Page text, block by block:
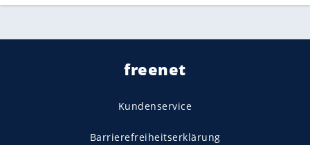
freenet
Kundenservice
Barrierefreiheitserklärung